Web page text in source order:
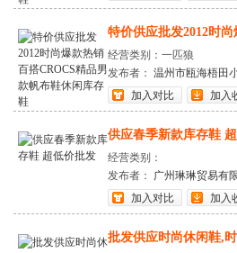
特价供应批发2012时
经营类别：一匹狼
发布者： 温州市瓯海梧田
加入对比
加入
供应春季新款库存鞋
经营类别：
发布者： 广州琳琳贸易有
加入对比
加入
批发供应时尚休闲鞋,